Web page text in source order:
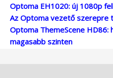
Optoma EH1020: új 1080p
Az Optoma vezető szerepre
Optoma ThemeScene HD86:
magasabb szinten